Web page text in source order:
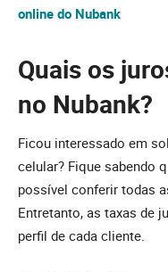
online do Nubank
Quais os
no Nubank?
Ficou interessado em
celular? Fique sabendo
possível conferir todas
Entretanto, as taxas de
perfil de cada cliente.